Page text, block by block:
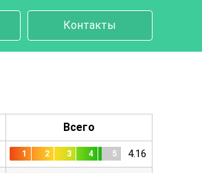
Контакты
Всего
1 2 3 4 5 4.16